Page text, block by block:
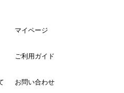
マイページ
ご利用ガイド
お問い合わせ